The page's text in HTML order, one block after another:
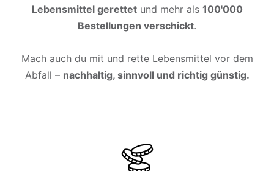
Lebensmittel gerettetund mehr als 100'000
Bestellungen verschickt.
Mach auch du mit und rette Lebensmittel vor dem
Abfall – nachhaltig, sinnvoll und richtig günstig.